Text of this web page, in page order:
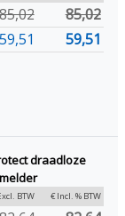
85,02
59,51 59,51
draadloze
BTW € Incl. % BTW